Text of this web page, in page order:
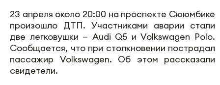
23 апреля около 20:00 на проспекте Сююмбике
произошло ДТП. Участниками аварии стали
две легковушки — Audi Q5 и Volkswagen Polo.
Сообщается, что при столкновении пострадал
пассажир Volkswagen. Об этом рассказали
свидетели.